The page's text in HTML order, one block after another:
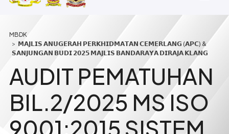
Breadcrumb
𝗠𝗔𝗝𝗟𝗜𝗦 𝗔𝗡𝗨𝗚𝗘𝗥𝗔𝗛 𝗣𝗘𝗥𝗞𝗛𝗜𝗗𝗠𝗔𝗧𝗔𝗡 𝗖𝗘𝗠𝗘𝗥𝗟𝗔𝗡𝗚 (𝗔𝗣𝗖) &
𝗦𝗔𝗡𝗝𝗨𝗡𝗚𝗔𝗡 𝗕𝗨𝗗𝗜 𝟮𝟬𝟮𝟱 𝗠𝗔𝗝𝗟𝗜𝗦 𝗕𝗔𝗡𝗗𝗔𝗥𝗔𝗬𝗔 𝗗𝗜𝗥𝗔𝗝𝗔 𝗞𝗟𝗔𝗡𝗚
AUDIT PEMATUHAN
BIL.2/2025 MS ISO
9001:2015 SISTEM